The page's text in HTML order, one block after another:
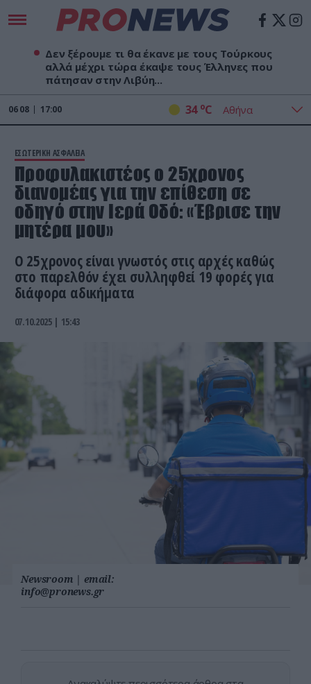
Δεν ξέρουμε τι θα έκανε με τους Τούρκους
αλλά μέχρι τώρα έκαψε τους Έλληνες που
πάτησαν στην Λιβύη...
06 08 17:00 34 oC
ΕΣΩΤΕΡΙΚΗ ΑΣΦΑΛΕΙΑ
Προφυλακιστέος ο 25χρονος
διανομέας για την επίθεση σε
οδηγό στην Ιερά Οδό: «Έβρισε την
μητέρα μου»
Ο 25χρονος είναι γνωστός στις αρχές καθώς
στο παρελθόν έχει συλληφθεί 19 φορές για
διάφορα αδικήματα
07.10.2025 | 15:43
Newsroom | email:
info@pronews.gr